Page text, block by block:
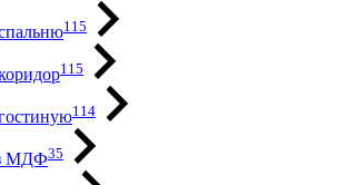
115
115
114
МДФ35